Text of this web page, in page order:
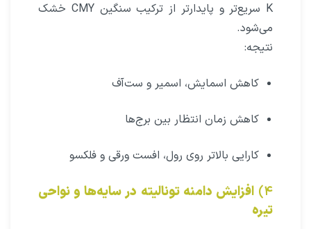
K سریع‌تر و پایدارتر از ترکیب سنگین CMY خشک
می‌شود.
نتیجه:
کاهش اسمایش، اسمیر و ست‌آف
کاهش زمان انتظار بین برج‌ها
کارایی بالاتر روی رول، افست ورقی و فلکسو
۴) افزایش دامنه تونالیته در سایه‌ها و نواحی
تیره